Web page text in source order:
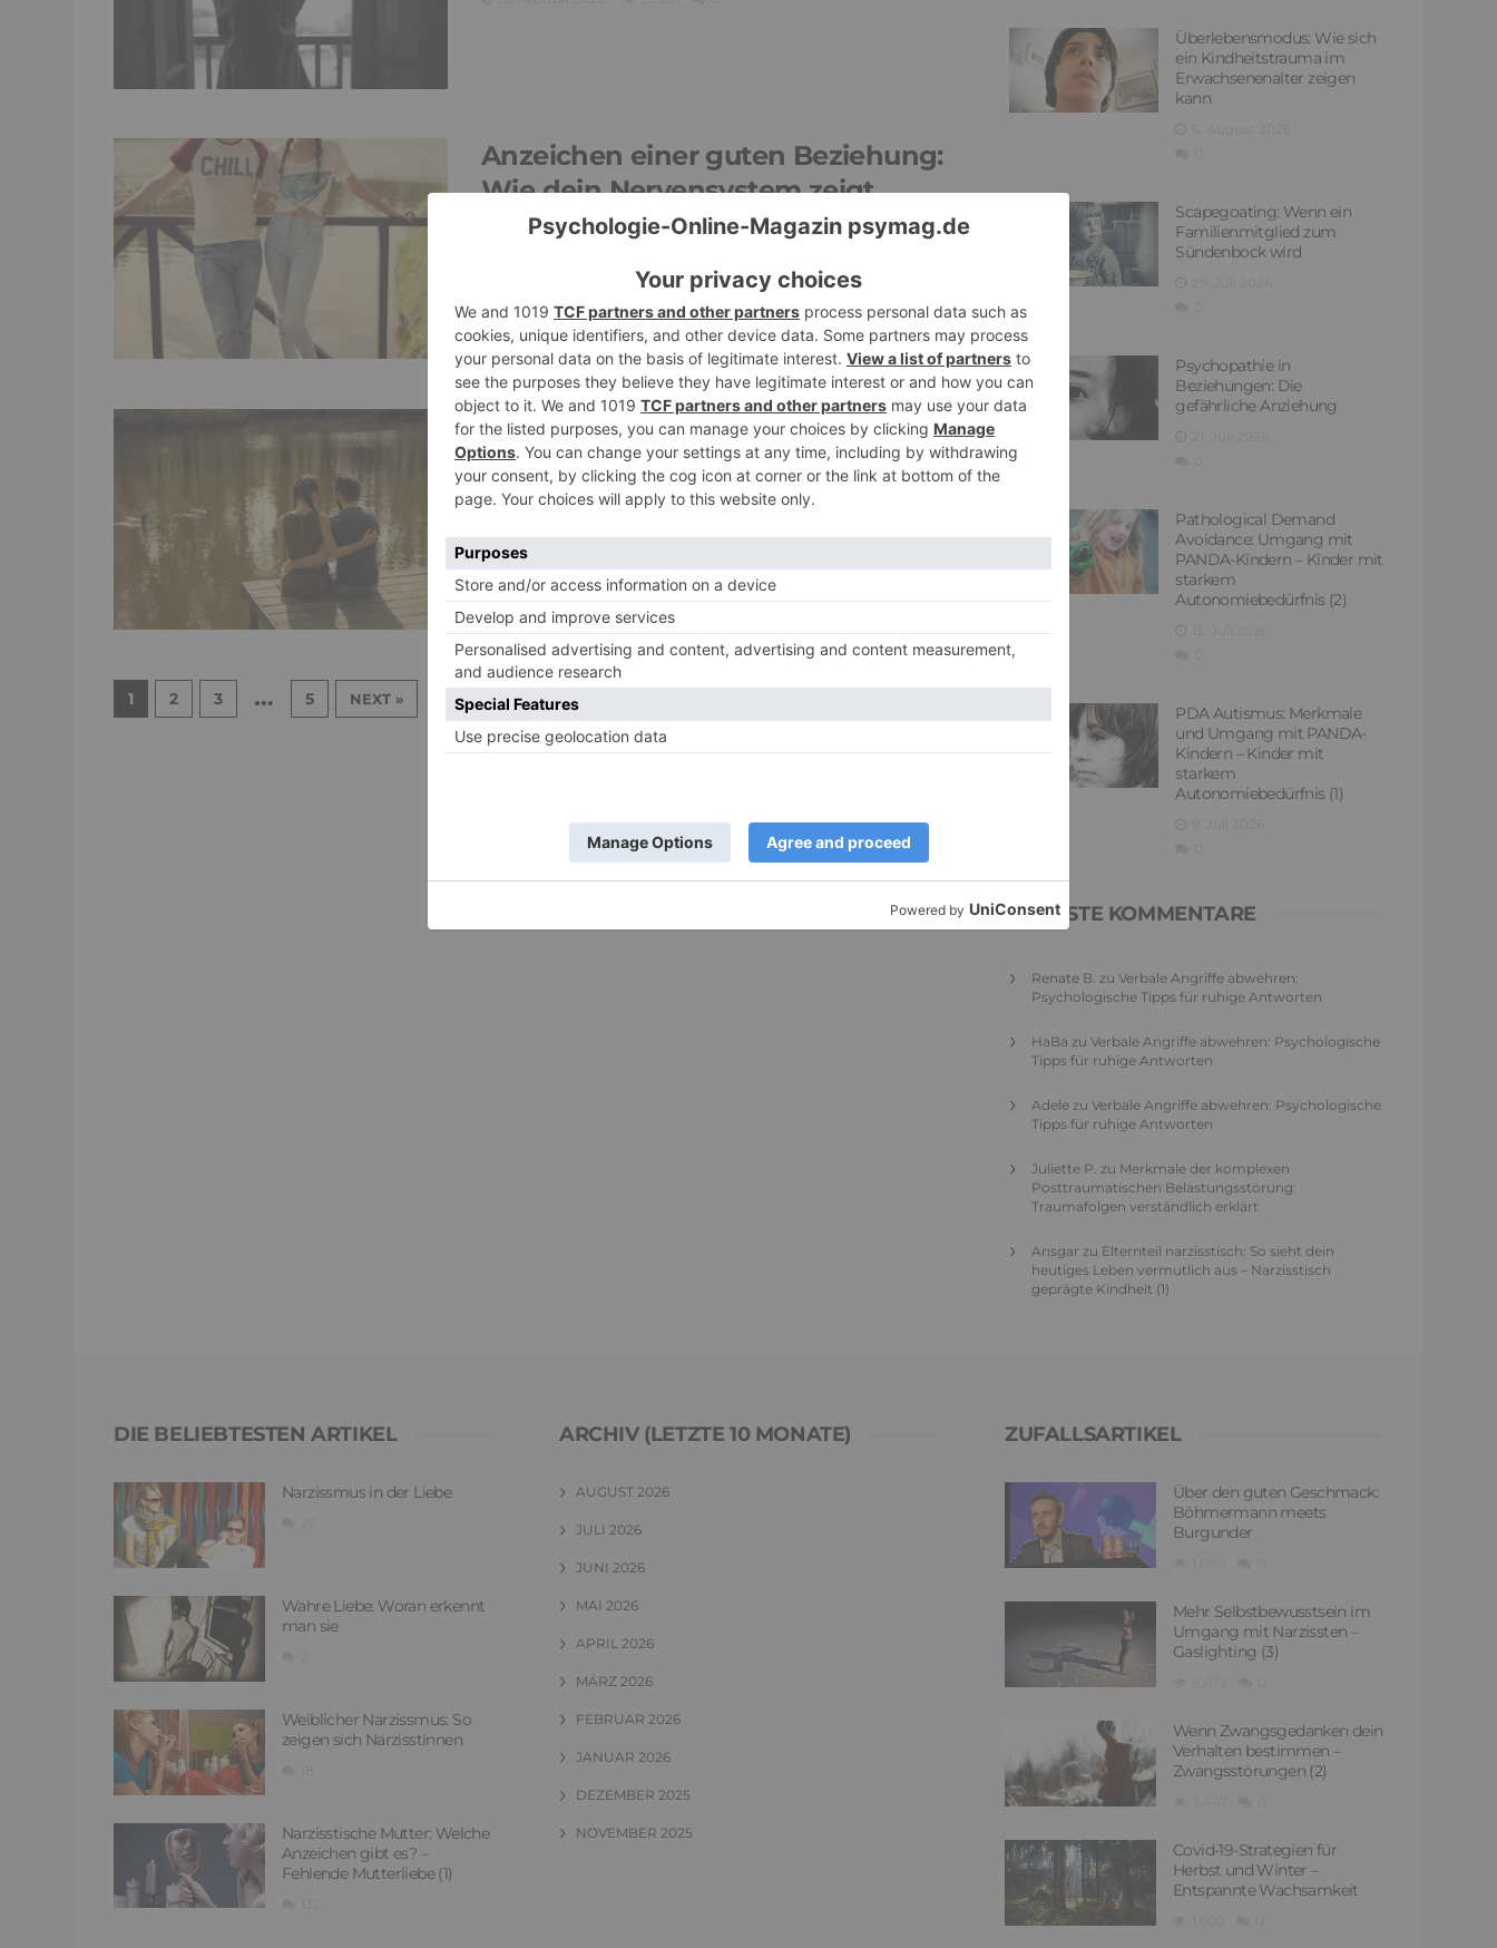
Anzeichen einer guten Beziehung:
Wie dein Nervensystem zeigt,
dass jemand gut für dich ist
3,846
Er will keine Beziehung: So
erkennst du, wenn ein Mensch
sich nicht binden will
3. Dezember 2025 22,894 3
1 2 3 … 5 NEXT »
Überlebensmodus: Wie sich
ein Kindheitstrauma im
Erwachsenenalter zeigen
kann
Scapegoating: Wenn ein
Familienmitglied zum
Sündenbock wird
Psychopathie in
Beziehungen: Die
gefährliche Anziehung
Pathological Demand
Avoidance: Umgang mit
PANDA-Kindern – Kinder mit
starkem
Autonomiebedürfnis (2)
PDA Autismus: Merkmale
und Umgang mit PANDA-
Kindern – Kinder mit
starkem
Autonomiebedürfnis (1)
NEUESTE KOMMENTARE
Renate B. zu Verbale Angriffe abwehren:
Psychologische Tipps für ruhige Antworten
HaBa zu Verbale Angriffe abwehren: Psychologische
Tipps für ruhige Antworten
Adele zu Verbale Angriffe abwehren: Psychologische
Tipps für ruhige Antworten
Juliette P. zu Merkmale der komplexen
Posttraumatischen Belastungsstörung:
Traumafolgen verständlich erklärt
Ansgar zu Elternteil narzisstisch: So sieht dein
heutiges Leben vermutlich aus – Narzisstisch
geprägte Kindheit (1)
DIE BELIEBTESTEN ARTIKEL
Narzissmus in der Liebe
Wahre Liebe: Woran erkennt
man sie
Weiblicher Narzissmus: So
zeigen sich Narzisstinnen
Narzisstische Mutter: Welche
Anzeichen gibt es? –
Fehlende Mutterliebe (1)
ARCHIV (LETZTE 10 MONATE)
AUGUST 2026
JULI 2026
JUNI 2026
MAI 2026
APRIL 2026
MÄRZ 2026
FEBRUAR 2026
JANUAR 2026
DEZEMBER 2025
NOVEMBER 2025
ZUFALLSARTIKEL
Über den guten Geschmack:
Böhmermann meets
Burgunder
Mehr Selbstbewusstsein im
Umgang mit Narzissten –
Gaslighting (3)
Wenn Zwangsgedanken dein
Verhalten bestimmen –
Zwangsstörungen (2)
Covid-19-Strategien für
Herbst und Winter –
Entspannte Wachsamkeit